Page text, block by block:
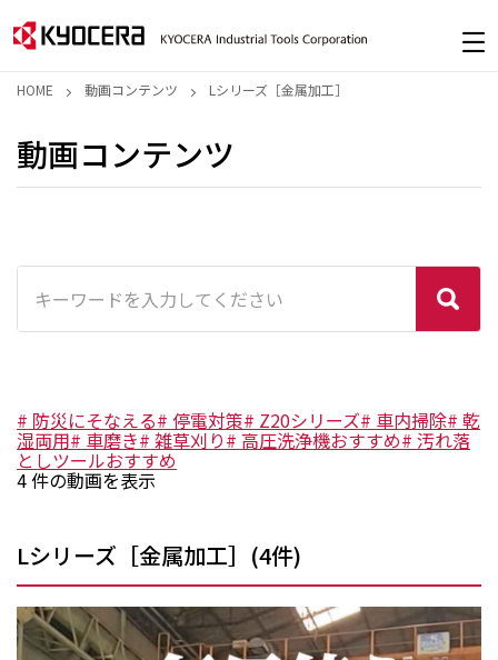
HOME 動画コンテンツ Lシリーズ［金属加工］
動画コンテンツ
# 防災にそなえる# 停電対策# Z20シリーズ# 車内掃除# 乾
湿両用# 車磨き# 雑草刈り# 高圧洗浄機おすすめ# 汚れ落
としツールおすすめ
4件の動画を表示
Lシリーズ［金属加工］ (4件)